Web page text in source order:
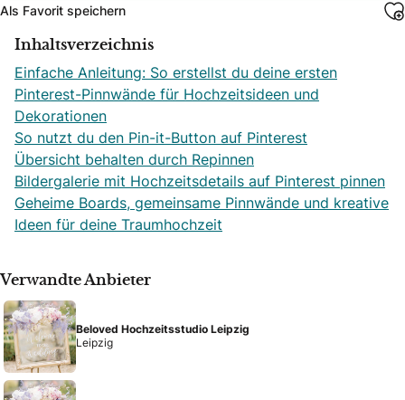
Als Favorit speichern
Inhaltsverzeichnis
Einfache Anleitung: So erstellst du deine ersten
Pinterest-Pinnwände für Hochzeitsideen und
Dekorationen
So nutzt du den Pin-it-Button auf Pinterest
Übersicht behalten durch Repinnen
Bildergalerie mit Hochzeitsdetails auf Pinterest pinnen
Geheime Boards, gemeinsame Pinnwände und kreative
Ideen für deine Traumhochzeit
Verwandte Anbieter
Beloved Hochzeitsstudio Leipzig
Leipzig